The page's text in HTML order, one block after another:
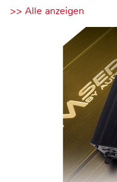
>> Alle anzeigen